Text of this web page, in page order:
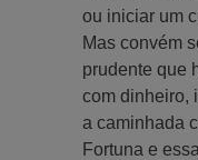
ou iniciar um
Mas convém
prudente que
com dinheiro,
a caminhada
Fortuna e